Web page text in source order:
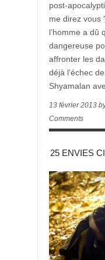
post-
me direz vous
l’homme a dû
dangereuse
affronter les
déjà l’échec
Shyamalan
13 février 2013
Comments
25 ENVIES